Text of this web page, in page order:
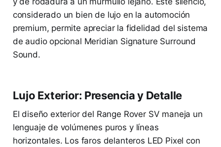
considerado un bien de lujo en la automoción
premium, permite apreciar la fidelidad del sistema
de audio opcional Meridian Signature Surround
Sound.
Lujo Exterior: Presencia y Detalle
El diseño exterior del Range Rover SV maneja un
lenguaje de volúmenes puros y líneas
horizontales. Los faros delanteros LED Pixel con